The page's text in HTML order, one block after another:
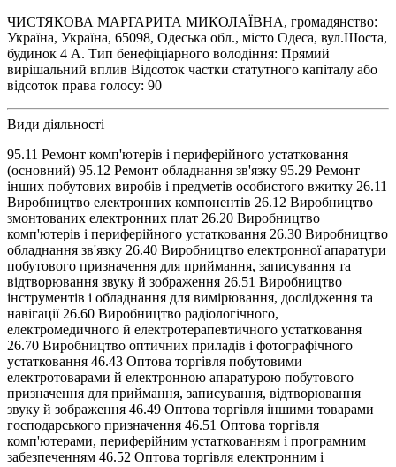
ЧИСТЯКОВА МАРГАРИТА МИКОЛАЇВНА, громадянство:
Україна, Україна, 65098, Одеська обл., місто Одеса, вул.Шоста,
будинок 4 А. Тип бенефіціарного володіння: Прямий
вирішальний вплив Відсоток частки статутного капіталу або
відсоток права голосу: 90
Види діяльності
95.11 Ремонт комп'ютерів і периферійного устатковання
(основний) 95.12 Ремонт обладнання зв'язку 95.29 Ремонт
інших побутових виробів і предметів особистого вжитку 26.11
Виробництво електронних компонентів 26.12 Виробництво
змонтованих електронних плат 26.20 Виробництво
комп'ютерів і периферійного устатковання 26.30 Виробництво
обладнання зв'язку 26.40 Виробництво електронної апаратури
побутового призначення для приймання, записування та
відтворювання звуку й зображення 26.51 Виробництво
інструментів і обладнання для вимірювання, дослідження та
навігації 26.60 Виробництво радіологічного,
електромедичного й електротерапевтичного устатковання
26.70 Виробництво оптичних приладів і фотографічного
устатковання 46.43 Оптова торгівля побутовими
електротоварами й електронною апаратурою побутового
призначення для приймання, записування, відтворювання
звуку й зображення 46.49 Оптова торгівля іншими товарами
господарського призначення 46.51 Оптова торгівля
комп'ютерами, периферійним устаткованням і програмним
забезпеченням 46.52 Оптова торгівля електронним і